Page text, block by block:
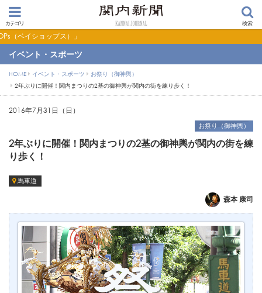
カテゴリ 検索
【PR】横浜の暮らしを便利にするショップ検索サイト「BaySHOPs（ベイショッ
イベント・スポーツ
HOME イベント・スポーツ
お祭り（御神輿）
2年ぶりに開催！関内まつりの2基の御神輿が関内の街を練り歩く！
2016年7月31日（日）
2年ぶりに開催！関内まつりの2基の御神輿が関内の街を練
り歩く！
お祭り（御神輿）
馬車道
森本 康司